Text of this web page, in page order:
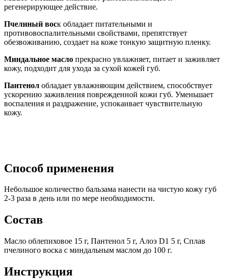
регенерирующее действие.
Пчелиный воск обладает питательными и
противовоспалительными свойствами, препятствует
обезвоживанию, создает на коже тонкую защитную пленку.
Миндальное масло прекрасно увлажняет, питает и заживляет
кожу, подходит для ухода за сухой кожей губ.
Пантенол обладает увлажняющим действием, способствует
ускорению заживления поврежденной кожи губ. Уменьшает
воспаления и раздражение, успокаивает чувствительную
кожу.
Способ применения
Небольшое количество бальзама нанести на чистую кожу губ
2-3 раза в день или по мере необходимости.
Состав
Масло облепиховое 15 г, Пантенол 5 г, Алоэ D1 5 г, Сплав
пчелиного воска с миндальным маслом до 100 г.
Инструкция